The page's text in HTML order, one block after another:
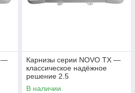
—
Карнизы серии NOVO TX —
классическое надёжное
решение 2.5
В наличии